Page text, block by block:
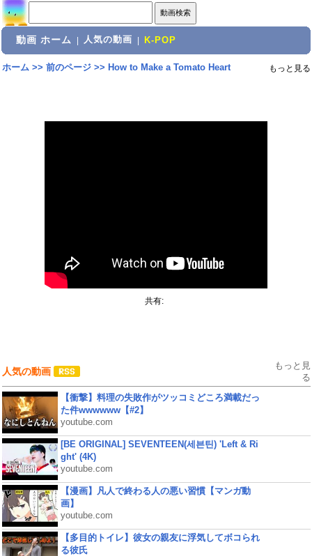
動画 ホーム 人気の動画 K-POP
ホーム>> 前のページ>> How to Make a Tomato Heart もっと見る
共有:
人気の動画
もっと見
る
【衝撃】料理の失敗作がツッコミどころ満載だっ
た件wwwwww【#2】
youtube.com
[BE ORIGINAL] SEVENTEEN(세븐틴) 'Left & Ri
ght' (4K)
youtube.com
【漫画】凡人で終わる人の悪い習慣【マンガ動
画】
youtube.com
【多目的トイレ】彼女の親友に浮気してボコられ
る彼氏